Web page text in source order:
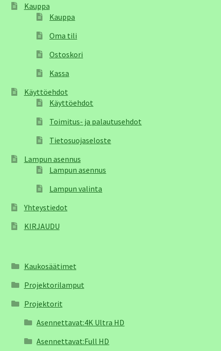
Kauppa
Kauppa
Oma tili
Ostoskori
Kassa
Käyttöehdot
Käyttöehdot
Toimitus- ja palautusehdot
Tietosuojaseloste
Lampun asennus
Lampun asennus
Lampun valinta
Yhteystiedot
KIRJAUDU
Kaukosäätimet
Projektorilamput
Projektorit
Asennettavat:4K Ultra HD
Asennettavat:Full HD